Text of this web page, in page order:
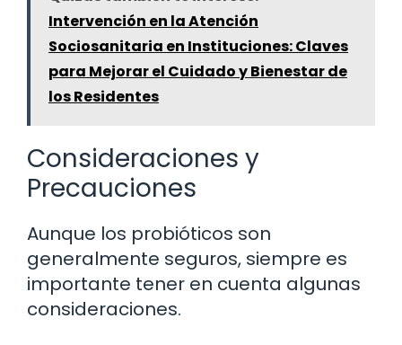
Intervención en la Atención
Sociosanitaria en Instituciones: Claves
para Mejorar el Cuidado y Bienestar de
los Residentes
Consideraciones y
Precauciones
Aunque los probióticos son
generalmente seguros, siempre es
importante tener en cuenta algunas
consideraciones.